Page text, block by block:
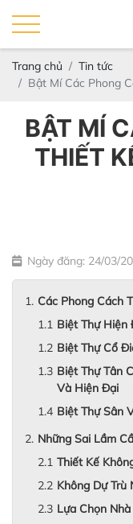
Trang chủ
Tin tức
Bật Mí Các Phong
BẬT MÍ
THIẾT
Ngày đăng: 24/03/
Các Phong Cách
Biệt Thự Hiện
Biệt Thự Cổ
Biệt Thự Tân
Và Hiện Đại
Biệt Thự Sân
Những Sai Lầm
Thiết Kế
Không Dự Trù
Lựa Chọn